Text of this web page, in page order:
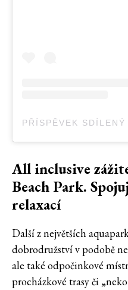
All inclusive
Beach Park.
relaxací
Další z největších
dobrodružství v podobě
ale také odpočinkové
procházkové trasy či